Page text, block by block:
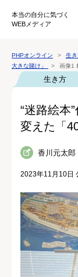
本当の自分に気づく
WEBメディア
PHPオンライン 生
大きな賭け」
画像1
生き方
“迷路絵本
変えた「
香川元太郎
2023年11月10日